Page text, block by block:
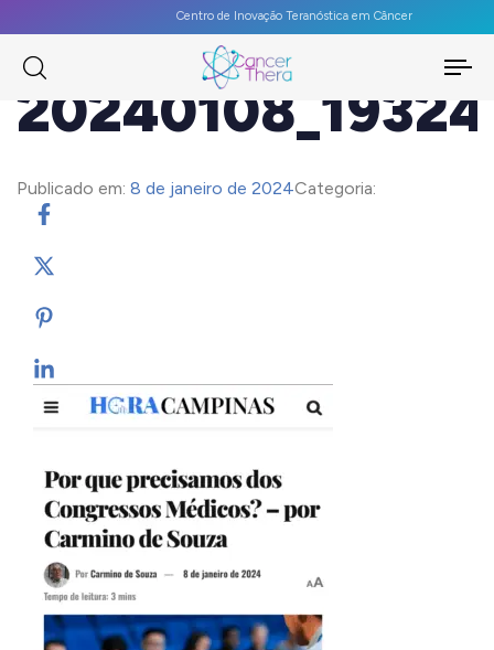
Centro de Inovação Teranóstica em Câncer
Publicado em: 8 de janeiro de 2024Categoria: